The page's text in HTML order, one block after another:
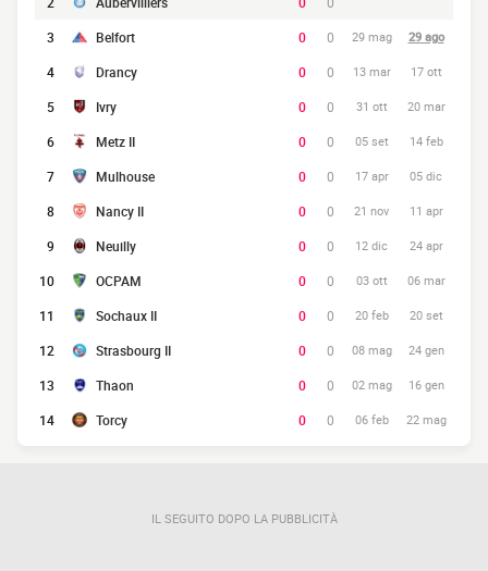
3
Belfort 0 0 29 mag 29 ago
4 Drancy 0 0 13 mar 17 ott
5 Ivry 0 0 31 ott 20 mar
6 Metz II 0 0 05 set 14 feb
7 Mulhouse 0 0 17 apr 05 dic
8 Nancy II 0 0 21 nov 11 apr
9 Neuilly 0 0 12 dic 24 apr
10 OCPAM 0 0 03 ott 06 mar
11 Sochaux II 0 0 20 feb 20 set
12 Strasbourg II 0 0 08 mag 24 gen
13 Thaon 0 0 02 mag 16 gen
14 Torcy 0 0 06 feb 22 mag
IL SEGUITO DOPO LA PUBBLICITÀ